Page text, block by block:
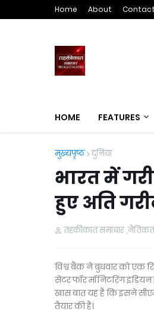
Home About
HOME FEATURES
मुख्यपृष्ठ दुनिया
भारत में
हुए अति
तहकीकात समाचार
विश्व बैंक ने बुधवार को एक
सेंटर फॉर मॉनिटरिंग इंडियन
खास बात यह है कि इसने
तैयार की है।